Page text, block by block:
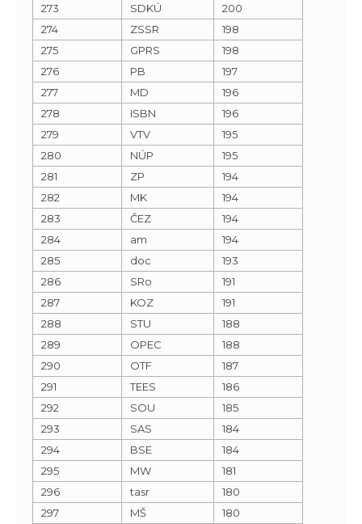
273
SDKÚ
200
274
ZSSR
198
275
GPRS
198
276
PB
197
277
MD
196
278
ISBN
196
279
VTV
195
280
NÚP
195
281
ZP
194
282
MK
194
283
ČEZ
194
284
am
194
285
doc
193
286
SRo
191
287
KOZ
191
288
STU
188
289
OPEC
188
290
OTF
187
291
TEES
186
292
SOU
185
293
SAS
184
294
BSE
184
295
MW
181
296
tasr
180
297
MŠ 180